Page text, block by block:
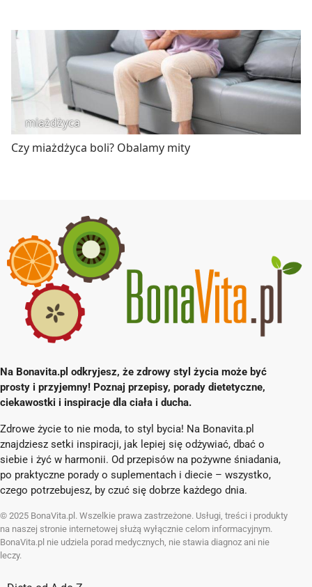
miażdżyca
Czy miażdżyca boli? Obalamy mity
Na Bonavita.pl odkryjesz, że zdrowy styl życia może być
prosty i przyjemny! Poznaj przepisy, porady dietetyczne,
ciekawostki i inspiracje dla ciała i ducha.
Zdrowe życie to nie moda, to styl bycia! Na Bonavita.pl
znajdziesz setki inspiracji, jak lepiej się odżywiać, dbać o
siebie i żyć w harmonii. Od przepisów na pożywne śniadania,
po praktyczne porady o suplementach i diecie – wszystko,
czego potrzebujesz, by czuć się dobrze każdego dnia.
© 2025 BonaVita.pl. Wszelkie prawa zastrzeżone. Usługi, treści i produkty
na naszej stronie internetowej służą wyłącznie celom informacyjnym.
BonaVita.pl nie udziela porad medycznych, nie stawia diagnoz ani nie
leczy.